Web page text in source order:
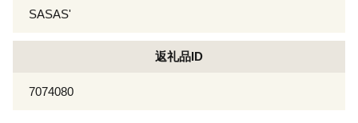
SASAS'
返礼品ID
7074080